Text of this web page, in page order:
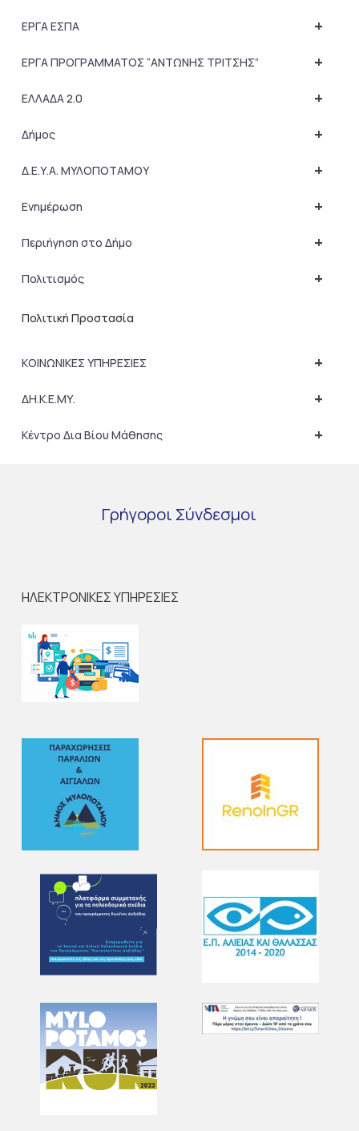
+
ΕΡΓΑ ΕΣΠΑ
+
ΕΡΓΑ ΠΡΟΓΡΑΜΜΑΤΟΣ “ΑΝΤΩΝΗΣ ΤΡΙΤΣΗΣ”
+
ΕΛΛΑΔΑ 2.0
+
Δήμος
+
Δ.Ε.Υ.Α. ΜΥΛΟΠΟΤΑΜΟΥ
+
Ενημέρωση
+
Περιήγηση στο Δήμο
+
Πολιτισμός
Πολιτική Προστασία
+
ΚΟΙΝΩΝΙΚΕΣ ΥΠΗΡΕΣΙΕΣ
+
ΔΗ.Κ.Ε.ΜΥ.
+
Κέντρο Δια Βίου Μάθησης
Γρήγοροι Σύνδεσμοι
ΗΛΕΚΤΡΟΝΙΚΕΣ ΥΠΗΡΕΣΙΕΣ